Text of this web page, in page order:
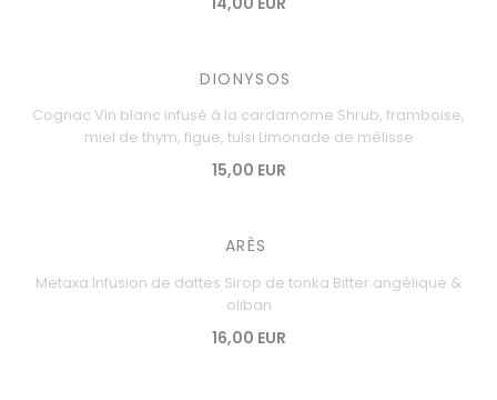
DIONYSOS
Cognac Vin blanc infusé à la cardamome Shrub, framboise,
miel de thym, figue, tulsi Limonade de mélisse
15,00 EUR
ARÈS
Metaxa Infusion de dattes Sirop de tonka Bitter angélique &
oliban
16,00 EUR